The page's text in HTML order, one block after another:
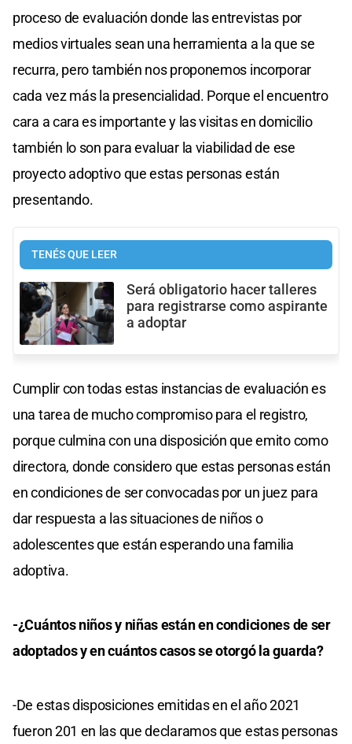
proceso de evaluación donde las entrevistas por
medios virtuales sean una herramienta a la que se
recurra, pero también nos proponemos incorporar
cada vez más la presencialidad. Porque el encuentro
cara a cara es importante y las visitas en domicilio
también lo son para evaluar la viabilidad de ese
proyecto adoptivo que estas personas están
presentando.
TENÉS QUE LEER
Será obligatorio hacer talleres
para registrarse como aspirante
a adoptar
Cumplir con todas estas instancias de evaluación es
una tarea de mucho compromiso para el registro,
porque culmina con una disposición que emito como
directora, donde considero que estas personas están
en condiciones de ser convocadas por un juez para
dar respuesta a las situaciones de niños o
adolescentes que están esperando una familia
adoptiva.
-¿Cuántos niños y niñas están en condiciones de ser
adoptados y en cuántos casos se otorgó la guarda?
-De estas disposiciones emitidas en el año 2021
fueron 201 en las que declaramos que estas personas